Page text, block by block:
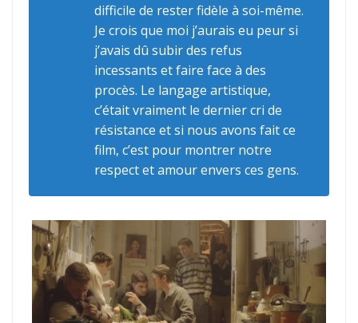
difficile de rester fidèle à soi-même.
Je crois que moi j’aurais eu peur si
j’avais dû subir des refus
incessants et faire face à des
procès. Le langage artistique,
c’était vraiment le dernier cri de
résistance et si nous avons fait ce
film, c’est pour montrer notre
respect et amour envers ces gens.